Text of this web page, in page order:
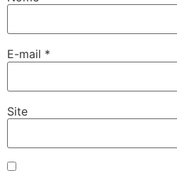
E-mail *
Site